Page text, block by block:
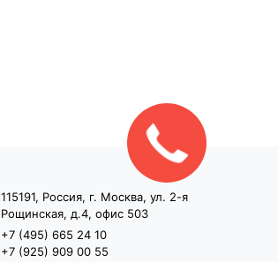
115191, Россия, г. Москва, ул. 2-я
Рощинская, д.4, офис 503
+7 (495) 665 24 10
+7 (925) 909 00 55
Закажите
звонок!